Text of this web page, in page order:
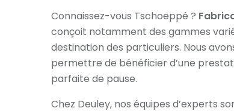
Connaissez-vous Tschoeppé ?
conçoit notamment des gammes
destination des particuliers. Nous
permettre de bénéficier d’une
parfaite de pause.
Chez Deuley, nos équipes d’experts